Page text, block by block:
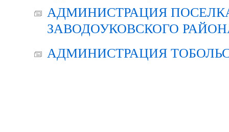
АДМИНИСТРАЦИЯ
ЗАВОДОУКОВСКОГО
АДМИНИСТРАЦИЯ